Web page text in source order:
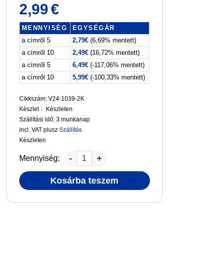
2,99€
MENNYISÉG
EGYSÉGÁR
a címről 5
2,79€(6,69% mentett)
a címről 10
2,49€(16,72% mentett)
a címről 5
6,49€(-117,06% mentett)
a címről 10
5,99€(-100,33% mentett)
Cikkszám: V24-1039-2K
Készlet :
Készleten
Szállítási idő: 3 munkanap
incl. VAT plusz Szállítás
Készleten
Mennyiség:
Kosárba teszem